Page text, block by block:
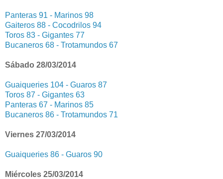
Panteras 91 - Marinos 98
Gaiteros 88 - Cocodrilos 94
Toros 83 - Gigantes 77
Bucaneros 68 - Trotamundos 67
Sábado 28/03/2014
Guaiqueries 104 - Guaros 87
Toros 87 - Gigantes 63
Panteras 67 - Marinos 85
Bucaneros 86 - Trotamundos 71
Viernes 27/03/2014
Guaiqueries 86 - Guaros 90
Miércoles 25/03/2014